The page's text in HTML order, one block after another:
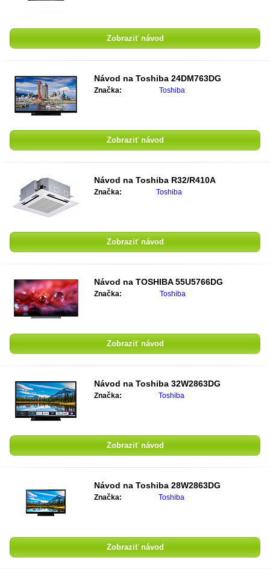
Zobraziť návod
Návod na Toshiba 24DM763DG
Značka: Toshiba
Zobraziť návod
Návod na Toshiba R32/R410A
Značka: Toshiba
Zobraziť návod
Návod na TOSHIBA 55U5766DG
Značka: Toshiba
Zobraziť návod
Návod na Toshiba 32W2863DG
Značka: Toshiba
Zobraziť návod
Návod na Toshiba 28W2863DG
Značka: Toshiba
Zobraziť návod